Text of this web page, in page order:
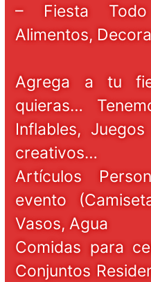
– Fiesta Todo
Alimentos,
Agrega a tu
quieras…
Inflables,
creativos…
Artículos
evento
Vasos, Agua
Comidas para
Conjuntos